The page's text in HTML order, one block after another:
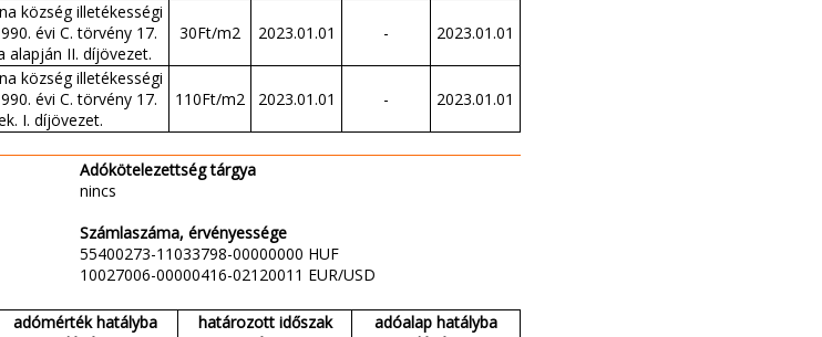
község illetékességi
évi C. törvény 17.
alapján II. díjövezet.
30Ft/m2 2023.01.01 - 2023.01.01
község illetékességi
évi C. törvény 17.
I. díjövezet.
110Ft/m2 2023.01.01 - 2023.01.01
Adókötelezettség tárgya
nincs
Számlaszáma, érvényessége
55400273-11033798-00000000 HUF
10027006-00000416-02120011 EUR/USD
adómérték hatályba
határozott időszak
adóalap hatályba